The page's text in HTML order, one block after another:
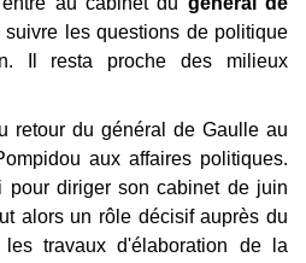
les questions de politique
Il resta proche des milieux
retour du général de Gaulle au
aux affaires politiques.
pour diriger son cabinet de juin
alors un rôle décisif auprès du
les travaux d'élaboration de la